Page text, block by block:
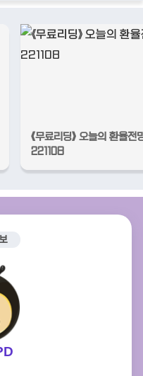
《무료리딩》 오늘의 환율전
221108